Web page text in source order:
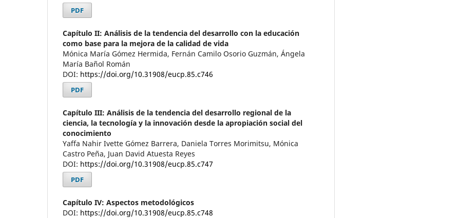
PDF
Capítulo II: Análisis de la tendencia del desarrollo con la educación
como base para la mejora de la calidad de vida
Mónica María Gómez Hermida, Fernán Camilo Osorio Guzmán, Ángela
María Bañol Román
DOI: https://doi.org/10.31908/eucp.85.c746
PDF
Capítulo III: Análisis de la tendencia del desarrollo regional de la
ciencia, la tecnología y la innovación desde la apropiación social del
conocimiento
Yaffa Nahir Ivette Gómez Barrera, Daniela Torres Morimitsu, Mónica
Castro Peña, Juan David Atuesta Reyes
DOI: https://doi.org/10.31908/eucp.85.c747
PDF
Capítulo IV: Aspectos metodológicos
DOI: https://doi.org/10.31908/eucp.85.c748